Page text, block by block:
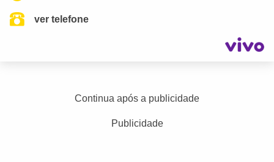
ver telefone
Continua após a publicidade
Publicidade